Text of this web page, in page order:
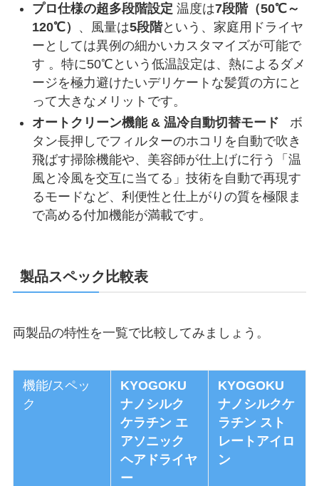
プロ仕様の超多段階設定 温度は7段階（50℃～
120℃）
、風量は5段階という、家庭用ドライヤ
ーとしては異例の細かいカスタマイズが可能で
す 。特に50℃という低温設定は、熱によるダメ
ージを極力避けたいデリケートな髪質の方にと
って大きなメリットです。
オートクリーン機能 & 温冷自動切替モード ボ
タン長押しでフィルターのホコリを自動で吹き
飛ばす掃除機能や、美容師が仕上げに行う「温
風と冷風を交互に当てる」技術を自動で再現す
るモードなど、利便性と仕上がりの質を極限ま
で高める付加機能が満載です。
製品スペック比較表
両製品の特性を一覧で比較してみましょう。
機能/スペッ
ク
KYOGOKU
ナノシルク
ケラチン エ
アソニック
ヘアドライヤ
ー
KYOGOKU
ナノシルクケ
ラチン スト
レートアイロ
ン